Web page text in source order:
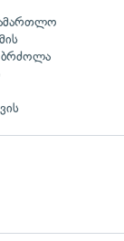
ბრძოლა